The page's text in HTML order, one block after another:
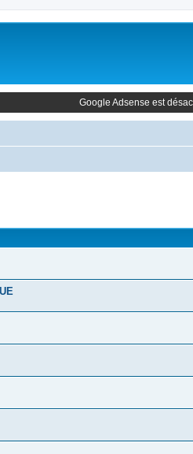
Google Adsense est